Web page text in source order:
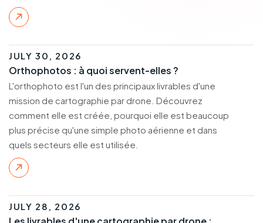
JULY 30, 2026
Orthophotos : à quoi servent-elles ?
L'orthophoto est l'un des principaux livrables d'une
mission de cartographie par drone. Découvrez
comment elle est créée, pourquoi elle est beaucoup
plus précise qu'une simple photo aérienne et dans
quels secteurs elle est utilisée.
JULY 28, 2026